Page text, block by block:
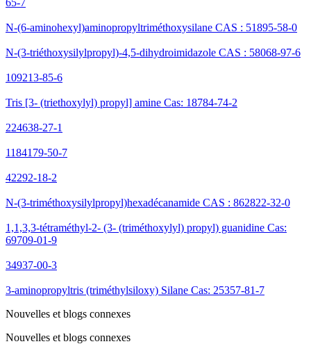
N-(6-aminohexyl)aminopropyltriméthoxysilane CAS : 51895-58-0
N-(3-triéthoxysilylpropyl)-4,5-dihydroimidazole CAS : 58068-97-6
109213-85-6
Tris [3- (triethoxylyl) propyl] amine Cas: 18784-74-2
224638-27-1
1184179-50-7
42292-18-2
N-(3-triméthoxysilylpropyl)hexadécanamide CAS : 862822-32-0
1,1,3,3-tétraméthyl-2- (3- (triméthoxylyl) propyl) guanidine Cas:
69709-01-9
34937-00-3
3-aminopropyltris (triméthylsiloxy) Silane Cas: 25357-81-7
Nouvelles et blogs connexes
Nouvelles et blogs connexes